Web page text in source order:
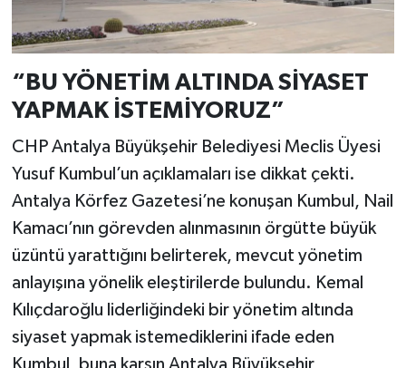
“BU YÖNETİM ALTINDA SİYASET
YAPMAK İSTEMİYORUZ”
CHP Antalya Büyükşehir Belediyesi Meclis Üyesi
Yusuf Kumbul’un açıklamaları ise dikkat çekti.
Antalya Körfez Gazetesi’ne konuşan Kumbul, Nail
Kamacı’nın görevden alınmasının örgütte büyük
üzüntü yarattığını belirterek, mevcut yönetim
anlayışına yönelik eleştirilerde bulundu. Kemal
Kılıçdaroğlu liderliğindeki bir yönetim altında
siyaset yapmak istemediklerini ifade eden
Kumbul, buna karşın Antalya Büyükşehir